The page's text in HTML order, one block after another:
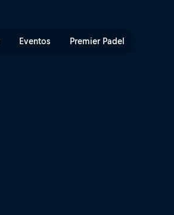
Eventos Premier Padel